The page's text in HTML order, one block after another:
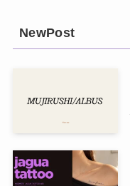
NewPost